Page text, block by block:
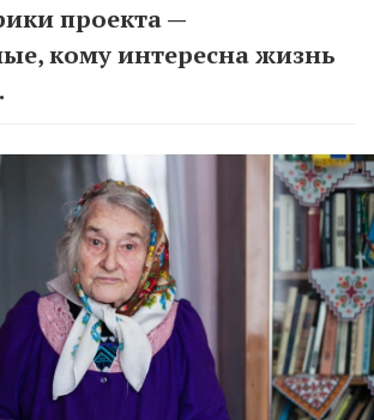
проекта —
кому интересна жизнь